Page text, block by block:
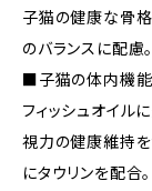
子猫の健康な骨
のバランスに配慮。
■子猫の体内機
フィッシュオイ
視力の健康維持
にタウリンを配合。